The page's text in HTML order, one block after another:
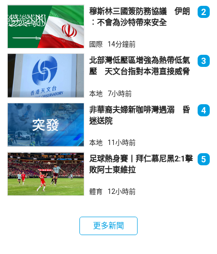
穆斯林三國簽防務協議 伊朗
︰不會為沙特帶來安全
2
國際 14分鐘前
北部灣低壓區增強為熱帶低氣
壓 天文台指對本港直接威脅
3
本地 7小時前
非華裔夫婦新咖啡灣遇溺 昏
迷送院
4
本地 11小時前
足球熱身賽丨拜仁慕尼黑2:1擊
敗阿士東維拉
5
體育 12小時前
更多新聞